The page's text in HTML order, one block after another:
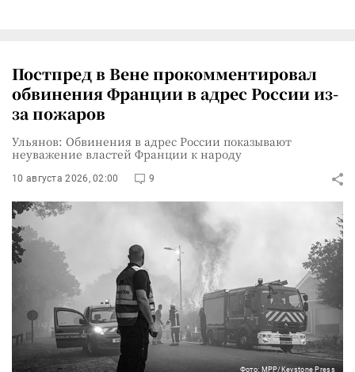
Постпред в Вене прокомментировал
обвинения Франции в адрес России из-
за пожаров
Ульянов: Обвинения в адрес России показывают
неуважение властей Франции к народу
10 августа 2026, 02:00 9
Фото: MPP/Keystone Press